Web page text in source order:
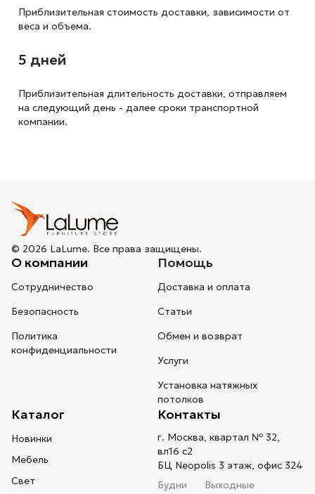
Приблизительная стоимость доставки, зависимости от
веса и объема.
5 дней
Приблизительная длительность доставки, отправляем
на следующий день - далее сроки транспортной
компании.
© 2026 LaLume. Все права защищены.
О компании
Сотрудничество
Безопасность
Политика
конфиденциальности
Помощь
Доставка и оплата
Статьи
Обмен и возврат
Услуги
Установка натяжных
потолков
Каталог
Новинки
Мебель
Свет
Контакты
г. Москва, квартал № 32,
вл16 с2
БЦ Neopolis 3 этаж, офис 324
Будни
Выходные